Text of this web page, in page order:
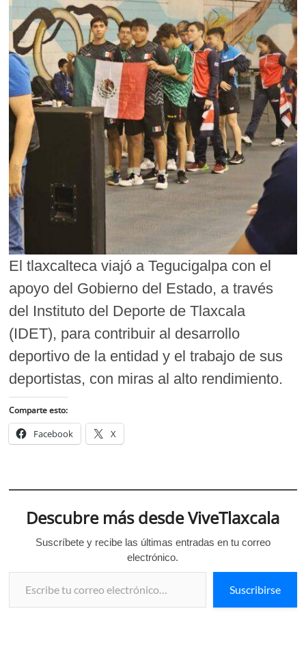
El tlaxcalteca viajó a Tegucigalpa con el
apoyo del Gobierno del Estado, a través
del Instituto del Deporte de Tlaxcala
(IDET), para contribuir al desarrollo
deportivo de la entidad y el trabajo de sus
deportistas, con miras al alto rendimiento.
Comparte esto:
Facebook X
Descubre más desde ViveTlaxcala
Suscríbete y recibe las últimas entradas en tu correo
electrónico.
Escribe tu correo electrónico…
Suscribirse